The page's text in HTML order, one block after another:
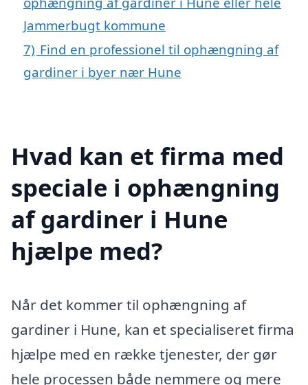
Jammerbugt kommune
7) Find en professionel til ophængning af
gardiner i byer nær Hune
Hvad kan et firma med
speciale i ophængning
af gardiner i Hune
hjælpe med?
Når det kommer til ophængning af
gardiner i Hune, kan et specialiseret firma
hjælpe med en række tjenester, der gør
hele processen både nemmere og mere